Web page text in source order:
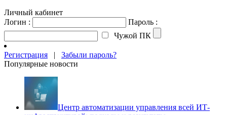
Личный кабинет
Логин :
Пароль :
Чужой ПК
Регистрация | Забыли пароль?
Популярные новости
Центр автоматизации управления всей ИТ-